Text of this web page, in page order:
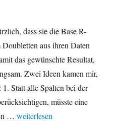
dass sie die Base R-
aus ihren Daten
das gewünschte Resultat,
Zwei Ideen kamen mir,
Statt alle Spalten bei der
müsste eine
…„Doubletten ausschließen in R:
weiterlesen